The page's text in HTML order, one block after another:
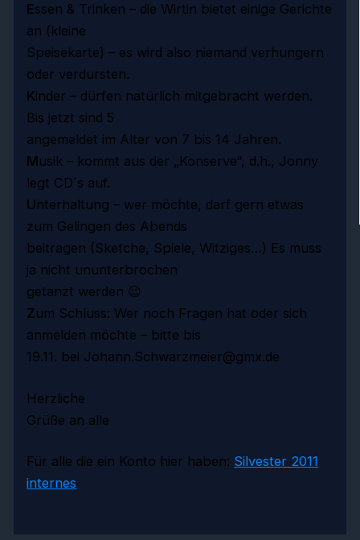
Essen & Trinken – die Wirtin bietet einige Gerichte
an (kleine
Speisekarte) – es wird also niemand verhungern
oder verdursten.
Kinder – dürfen natürlich mitgebracht werden.
Bis jetzt sind 5
angemeldet im Alter von 7 bis 14 Jahren.
Musik – kommt aus der „Konserve“, d.h., Jonny
legt CD´s auf.
Unterhaltung – wer möchte, darf gern etwas
zum Gelingen des Abends
beitragen (Sketche, Spiele, Witziges…) Es muss
ja nicht ununterbrochen
getanzt werden 😉
Zum Schluss: Wer noch Fragen hat oder sich
anmelden möchte – bitte bis
19.11. bei Johann.Schwarzmeier@gmx.de
Herzliche
Grüße an alle
Für alle die ein Konto hier haben: Silvester 2011
internes